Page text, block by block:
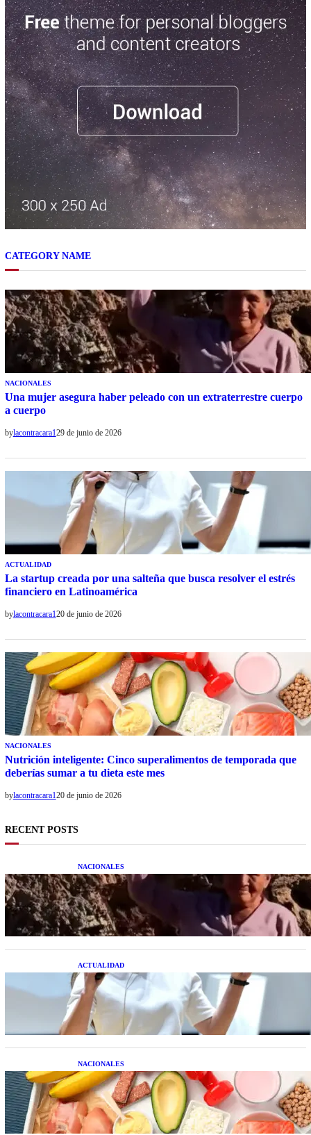
CATEGORY NAME
NACIONALES
Una mujer asegura haber peleado con un extraterrestre cuerpo
a cuerpo
bylacontracara129 de junio de 2026
ACTUALIDAD
La startup creada por una salteña que busca resolver el estrés
financiero en Latinoamérica
bylacontracara120 de junio de 2026
NACIONALES
Nutrición inteligente: Cinco superalimentos de temporada que
deberías sumar a tu dieta este mes
bylacontracara120 de junio de 2026
RECENT POSTS
NACIONALES
Una mujer asegura haber peleado con un
extraterrestre cuerpo a cuerpo
ACTUALIDAD
La startup creada por una salteña que busca
resolver el estrés financiero en Latinoamérica
NACIONALES
Nutrición inteligente: Cinco superalimentos de
temporada que deberías sumar a tu dieta este mes